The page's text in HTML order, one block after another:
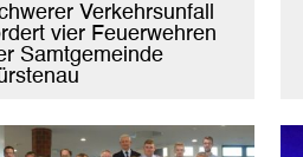
Verkehrsunfall
vier Feuerwehren
Samtgemeinde